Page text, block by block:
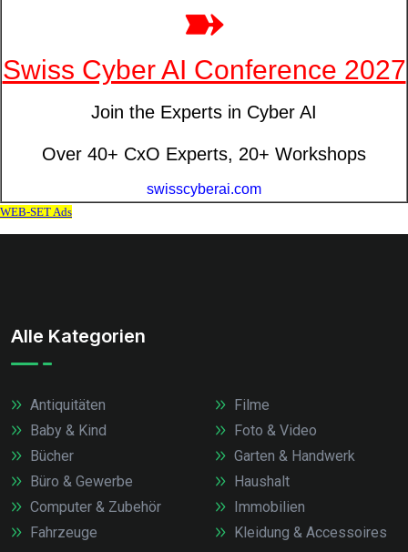
Alle Kategorien
Antiquitäten
Baby & Kind
Bücher
Büro & Gewerbe
Computer & Zubehör
Fahrzeuge
Filme
Foto & Video
Garten & Handwerk
Haushalt
Immobilien
Kleidung & Accessoires